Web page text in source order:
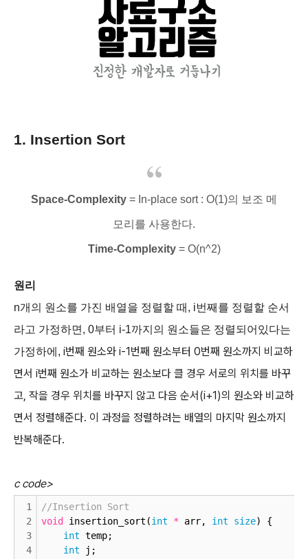
1. Insertion Sort
Space-Complexity = In-place sort : O(1)의 보조 메
모리를 사용한다.
Time-Complexity= O(n^2)
원리
n개의 원소를 가진 배열을 정렬할 때, i번째를 정렬할 순서
라고 가정하면, 0부터 i-1까지의 원소들은 정렬되어있다는
가정하에, i번째 원소와 i-1번째 원소부터 0번째 원소까지 비교하
면서 i번째 원소가 비교하는 원소보다 클 경우 서로의 위치를 바꾸
고, 작을 경우 위치를 바꾸지 않고 다음 순서(i+1)의 원소와 비교하
면서 정렬해준다. 이 과정을 정렬하려는 배열의 마지막 원소까지
반복해준다.
c code>
1
2
3
4
//Insertion Sort
void
insertion_sort(int * arr, int size) {
int temp;
int j;